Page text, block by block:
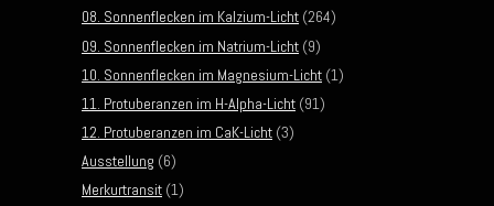
08. Sonnenflecken im Kalzium-Licht (264)
09. Sonnenflecken im Natrium-Licht (9)
10. Sonnenflecken im Magnesium-Licht (1)
11. Protuberanzen im H-Alpha-Licht (91)
12. Protuberanzen im CaK-Licht (3)
Ausstellung (6)
Merkurtransit (1)